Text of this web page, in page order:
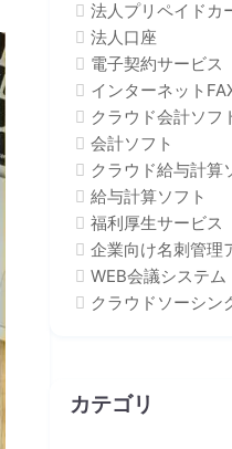
法人プリペイドカ
法人口座
電子契約サービス
インターネット
クラウド会計ソフ
会計ソフト
クラウド給与計算
給与計算ソフト
福利厚生サービス
企業向け名刺管理
WEB会議システム
クラウドソーシン
カテゴリ